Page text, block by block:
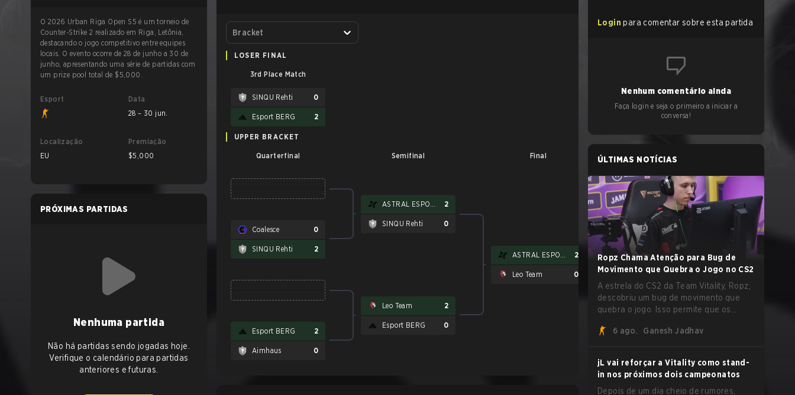
O 2026 Urban Riga Open S5 é um torneio de
Counter-Strike 2 realizado em Riga, Letônia,
destacando o jogo competitivo entre equipes
locais. O evento ocorre de 28 de junho a 30 de
junho, apresentando uma série de partidas com
um prize pool total de $5,000.
Esport
Data
28 – 30 jun.
Localização
EU
Premiação
$5,000
PRÓXIMAS PARTIDAS
Nenhuma partida
Não há partidas sendo jogadas hoje.
Verifique o calendário para partidas
anteriores e futuras.
Bracket
LOSER FINAL
3rd Place Match
SINQU Rehti 0
Esport BERG 2
UPPER BRACKET
Quarterfinal Semifinal Final
Coalesce 0
SINQU Rehti 2
Esport BERG 2
Aimhaus 0
2
SINQU Rehti 0
Leo Team 2
Esport BERG 0
2
Leo Team 0
Login para comentar sobre esta partida
Nenhum comentário ainda
Faça login e seja o primeiro a iniciar a
conversa!
ÚLTIMAS NOTÍCIAS
Ropz Chama Atenção para Bug de
Movimento que Quebra o Jogo no CS2
A estrela do CS2 da Team Vitality, Ropz,
descobriu um bug de movimento que
quebra o jogo. Isso permite que os
extremas explorando o sistema subtick.
6 ago. Ganesh Jadhav
jL vai reforçar a Vitality como stand-
in nos próximos dois campeonatos
Depois de um dia cheio de rumores,